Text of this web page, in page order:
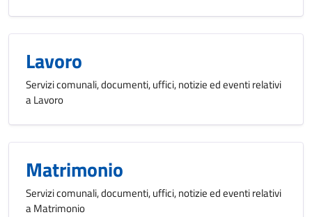
Lavoro
Servizi comunali, documenti, uffici, notizie ed eventi relativi
a Lavoro
Matrimonio
Servizi comunali, documenti, uffici, notizie ed eventi relativi
a Matrimonio